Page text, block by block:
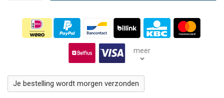
meer
Je bestelling wordt morgen verzonden